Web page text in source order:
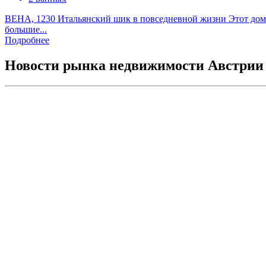
ВЕНА, 1230 Итальянский шик в повседневной жизни Этот дом
большие...
Подробнее
Новости рынка недвижимости Австрии